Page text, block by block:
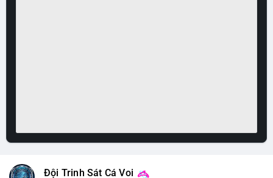
Đội Trinh Sát Cá Voi